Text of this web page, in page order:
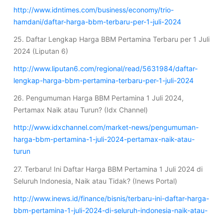
http://www.idntimes.com/business/economy/trio-
hamdani/daftar-harga-bbm-terbaru-per-1-juli-2024
25. Daftar Lengkap Harga BBM Pertamina Terbaru per 1 Juli
2024 (Liputan 6)
http://www.liputan6.com/regional/read/5631984/daftar-
lengkap-harga-bbm-pertamina-terbaru-per-1-juli-2024
26. Pengumuman Harga BBM Pertamina 1 Juli 2024,
Pertamax Naik atau Turun? (Idx Channel)
http://www.idxchannel.com/market-news/pengumuman-
harga-bbm-pertamina-1-juli-2024-pertamax-naik-atau-
turun
27. Terbaru! Ini Daftar Harga BBM Pertamina 1 Juli 2024 di
Seluruh Indonesia, Naik atau Tidak? (Inews Portal)
http://www.inews.id/finance/bisnis/terbaru-ini-daftar-harga-
bbm-pertamina-1-juli-2024-di-seluruh-indonesia-naik-atau-